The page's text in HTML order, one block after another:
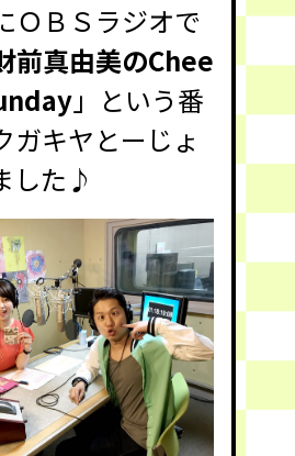
ＯＢＳラジオで
前真由美のChee
」という番
ガキヤとーじょ
した♪